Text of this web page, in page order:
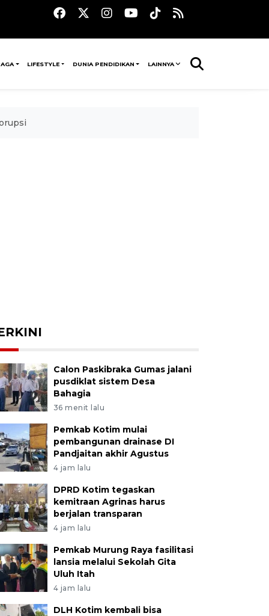
LIFESTYLE DUNIA PENDIDIKAN LAINNYA
Calon Paskibraka Gumas jalani
pusdiklat sistem Desa
Bahagia
36 menit lalu
Pemkab Kotim mulai
pembangunan drainase DI
Pandjaitan akhir Agustus
4 jam lalu
DPRD Kotim tegaskan
kemitraan Agrinas harus
berjalan transparan
4 jam lalu
Pemkab Murung Raya fasilitasi
lansia melalui Sekolah Gita
Uluh Itah
4 jam lalu
DLH Kotim kembali bisa